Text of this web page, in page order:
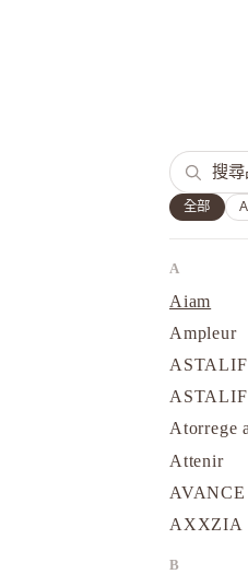
全部
A
Aiam
Ampleur
Atorrege
Attenir
AVANCE
AXXZIA
B